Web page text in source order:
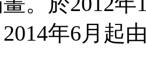
年6月起